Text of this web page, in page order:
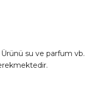
su ve parfum vb.